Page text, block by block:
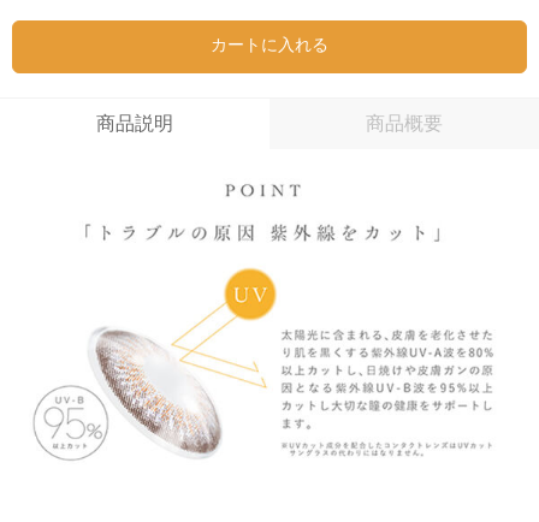
カートに入れる
商品説明 商品概要